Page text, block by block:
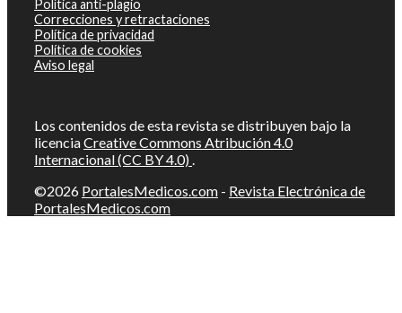
Política anti-plagio
Correcciones y retractaciones
Política de privacidad
Política de cookies
Aviso legal
Los contenidos de esta revista se distribuyen bajo la
licenciaCreative Commons Atribución 4.0
Internacional (CC BY 4.0) .
©2026 PortalesMedicos.com - Revista Electrónica de
PortalesMedicos.com